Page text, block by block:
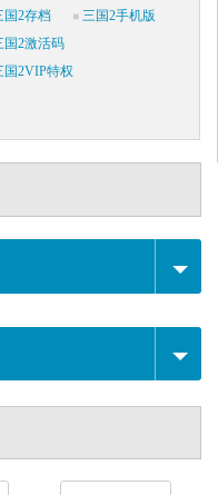
国2存档
三国2手机版
国2激活码
国2VIP特权